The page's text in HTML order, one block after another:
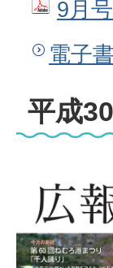
9月
電子
平成